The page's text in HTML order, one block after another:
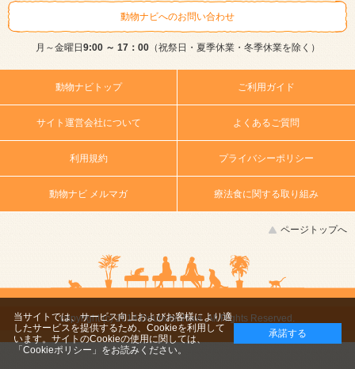
動物ナビへのお問い合わせ
月～金曜日 9:00 ～ 17：00（祝祭日・夏季休業・冬季休業を除く）
動物ナビトップ ご利用ガイド
サイト運営会社について よくあるご質問
利用規約 プライバシーポリシー
動物ナビ メルマガ 療法食に関する取り組み
ページトップへ
copyright (c) 2014 DoubutsuNavi ,All Rights Reserved.
当サイトでは、サービス向上およびお客様により適
したサービスを提供するため、Cookieを利用して
います。サイトのCookieの使用に関しては、
「Cookieポリシー」 をお読みください。
承諾する